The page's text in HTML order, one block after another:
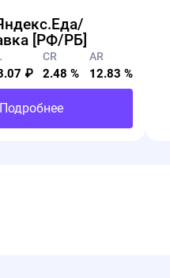
[РФ/РБ]
₽
CR
2.48 %
AR
12.83 %
Подробнее